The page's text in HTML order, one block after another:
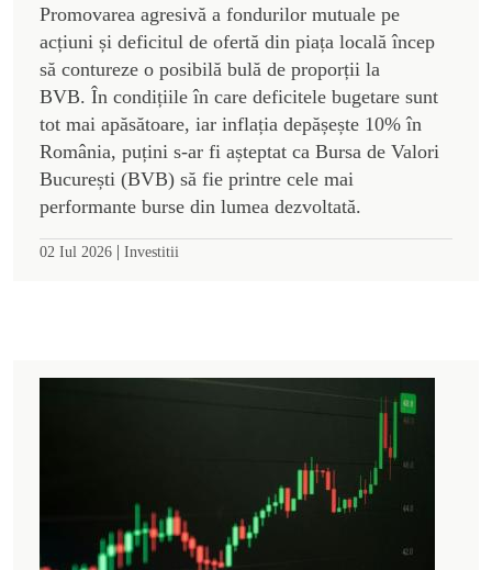
Promovarea agresivă a fondurilor mutuale pe
acțiuni și deficitul de ofertă din piața locală încep
să contureze o posibilă bulă de proporții la
BVB. În condițiile în care deficitele bugetare sunt
tot mai apăsătoare, iar inflația depășește 10% în
România, puțini s-ar fi așteptat ca Bursa de Valori
București (BVB) să fie printre cele mai
performante burse din lumea dezvoltată.
02 Iul 2026 | Investitii